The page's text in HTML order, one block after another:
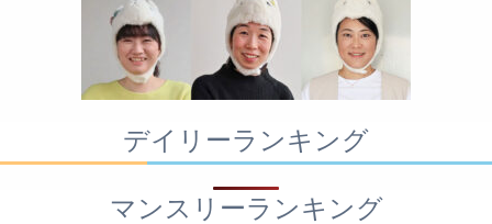
デイリーランキング
マンスリーランキング